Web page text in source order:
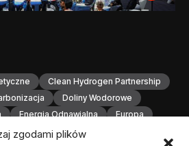
zgodami plików
Clean Hydrogen Partnership
Doliny Wodorowe
Energia Odnawialna
Europa
H2
Hydrogen Europe